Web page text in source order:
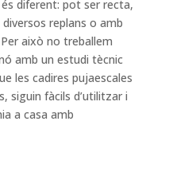
diferent: pot ser recta,
replans o amb
això no treballem
amb un estudi tècnic
les cadires pujaescales
siguin fàcils d’utilitzar i
a casa amb